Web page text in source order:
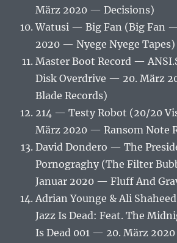
März 2020 — Decisions)
Watusi — Big Fan (Big Fan
2020 — Nyege Nyege Tapes)
Master Boot Record —
Disk Overdrive — 20. März
Blade Records)
214 — Testy Robot (20/20
März 2020 — Ransom Note
David Dondero — The
Pornograghy (The Filter
Januar 2020 — Fluff And
Adrian Younge & Ali
Jazz Is Dead: Feat. The
Is Dead 001 — 20. März